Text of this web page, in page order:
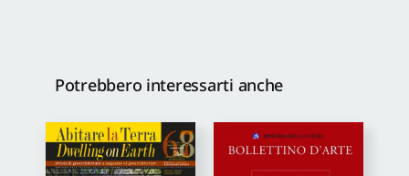
Potrebbero interessarti anche